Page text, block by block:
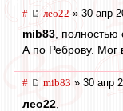
# лео22 » 30 апр
mib83, полностью
А по Реброву. Мог
# mib83 » 30 апр
лео22